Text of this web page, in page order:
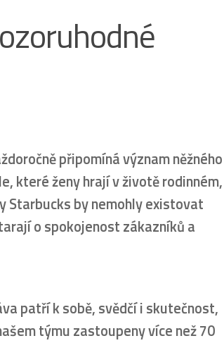
připomíná význam něžného
které ženy hrají v životě rodinném,
Starbucks by nemohly existovat
o spokojenost zákazníků a
patří k sobě, svědčí i skutečnost,
týmu zastoupeny více než 70